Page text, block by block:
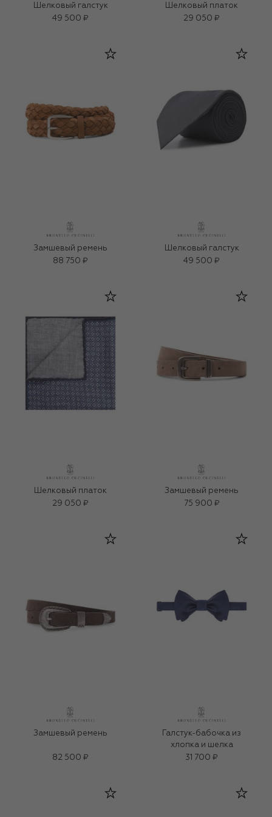
Шелковый галстук
49 500 ₽
Шелковый платок
29 050 ₽
Замшевый ремень
88 750 ₽
Шелковый галстук
49 500 ₽
Шелковый платок
29 050 ₽
Замшевый ремень
75 900 ₽
Замшевый ремень
82 500 ₽
Галстук-бабочка из
хлопка и шелка
31 700 ₽